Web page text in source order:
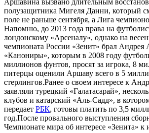
полузащитника Мигеля Данни, который
поле не раньше сентября, а Лига
Напомню, до 2013 года права на
лондонскому «Арсеналу», однако на
чемпионата России «Зенит» брал Андрея
«Канониры», которым в 2008 году
миллионов фунтов, просят за игрока, 8
питерцы оценили Аршаву всего в 5
стерлингов.Ранее о своем интересе к
заявляли турецкий «Галатасарай»,
клубов и катарский «Аль-Садд», в
передает РБК, готовы платить по 3,5
год.После провального выступления
Чемпионате мира об интересе «Зенита» к